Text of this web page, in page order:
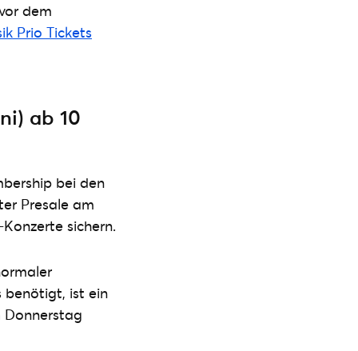
dem
Prio Tickets
ab 10
bei den
Presale am
sichern.
benötigt, ist ein